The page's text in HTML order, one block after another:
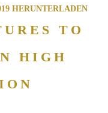
HERUNTERLADEN
TO
HIGH